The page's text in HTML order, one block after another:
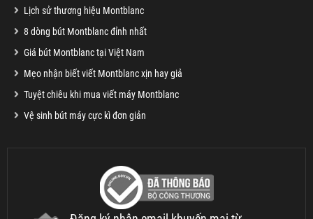
Lịch sử thương hiệu Montblanc
8 dòng bút Montblanc đỉnh nhất
Giá bút Montblanc tại Việt Nam
Mẹo nhận biết viết Montblanc xịn hay giả
Tuyệt chiêu khi mua viết máy Montblanc
Vệ sinh bút máy cực kì đơn giản